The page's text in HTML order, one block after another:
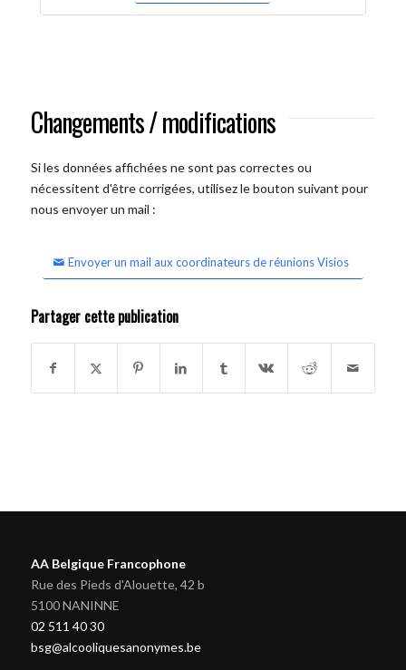
Changements / modifications
Si les données affichées ne sont pas correctes ou
nécessitent d'être corrigées, utilisez le bouton suivant pour
nous envoyer un mail :
Envoyer un mail aux coordinateurs de réunions Visios
Partager cette publication
AA Belgique Francophone
Rue des Pieds d'Alouette, 42 b
5100 NANINNE
02 511 40 30
bsg@alcooliquesanonymes.be